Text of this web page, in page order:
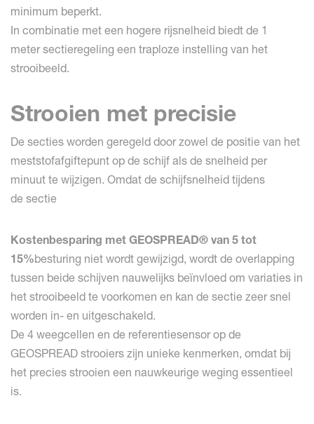
minimum beperkt.
In combinatie met een hogere rijsnelheid biedt de 1
meter sectieregeling een traploze instelling van het
strooibeeld.
Strooien met precisie
De secties worden geregeld door zowel de positie van het
meststofafgiftepunt op de schijf als de snelheid per
minuut te wijzigen. Omdat de schijfsnelheid tijdens
de sectie
Kostenbesparing met GEOSPREAD® van 5 tot
15%besturing niet wordt gewijzigd, wordt de overlapping
tussen beide schijven nauwelijks beïnvloed om variaties in
het strooibeeld te voorkomen en kan de sectie zeer snel
worden in- en uitgeschakeld.
De 4 weegcellen en de referentiesensor op de
GEOSPREAD strooiers zijn unieke kenmerken, omdat bij
het precies strooien een nauwkeurige weging essentieel
is.